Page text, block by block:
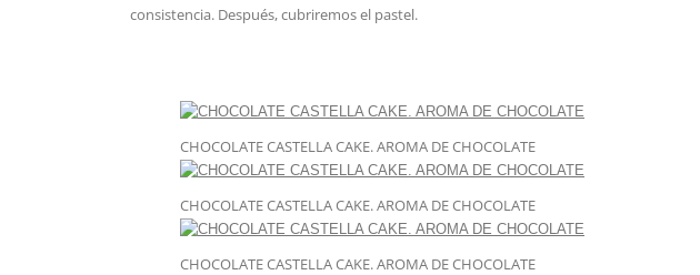
consistencia. Después, cubriremos el pastel.
CHOCOLATE CASTELLA CAKE. AROMA DE CHOCOLATE
CHOCOLATE CASTELLA CAKE. AROMA DE CHOCOLATE
CHOCOLATE CASTELLA CAKE. AROMA DE CHOCOLATE